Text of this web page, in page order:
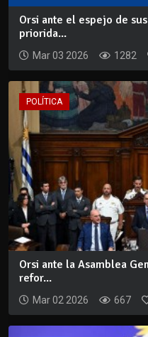
Orsi ante el espejo de
priorida...
Mar 03 2026 1282
POLÍTICA
Orsi ante la Asamblea
refor...
Mar 02 2026 667